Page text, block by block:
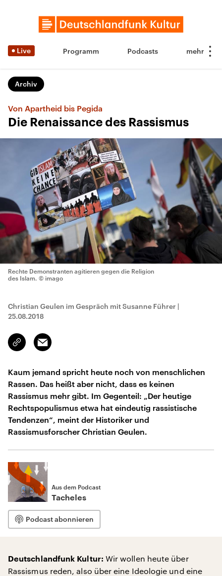
Live Programm Podcasts
Archiv
Von Apartheid bis Pegida
Die Renaissance des Rassismus
Rechte Demonstranten agitieren gegen die Religion
des Islam. © imago
Christian Geulen im Gespräch mit Susanne Führer |
25.08.2018
Link
kopieren/teilen
Email
Kaum jemand spricht heute noch von menschlichen
Rassen. Das heißt aber nicht, dass es keinen
Rassismus mehr gibt. Im Gegenteil: „Der heutige
Rechtspopulismus etwa hat eindeutig rassistische
Tendenzen“, meint der Historiker und
Rassismusforscher Christian Geulen.
Aus dem Podcast
Tacheles
Podcast abonnieren
Deutschlandfunk Kultur: Wir wollen heute über
Rassismus reden, also über eine Ideologie und eine